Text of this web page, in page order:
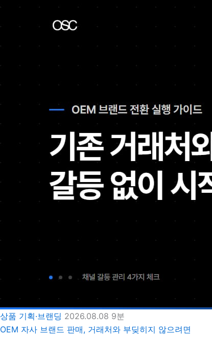
상품 기획·브랜딩 2026.08.08 9분
OEM 자사 브랜드 판매, 거래처와 부딪히지 않으려면